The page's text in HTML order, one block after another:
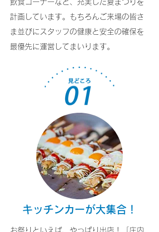
飲食コーナーなど、充実した夏まつりを
計画しています。もちろんご来場の皆さ
ま並びにスタッフの健康と安全の確保を
最優先に運営してまいります。
キッチンカーが大集合！
お祭りといえば、やっぱり出店！「庄内